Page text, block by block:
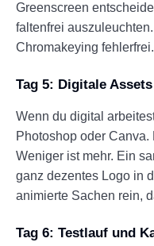
Greenscreen
faltenfrei
Chromakeying fehlerfrei.
Tag 5: Digitale
Wenn du digital
Photoshop oder
Weniger ist mehr. Ein
ganz dezentes Logo in
animierte Sachen rein,
Tag 6: Testlauf und